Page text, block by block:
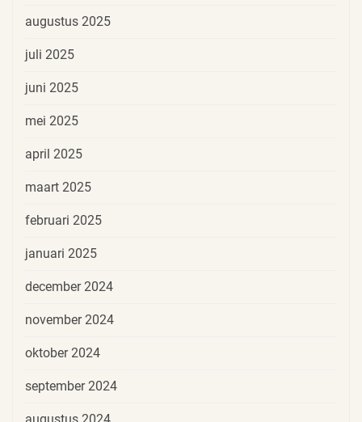
augustus 2025
juli 2025
juni 2025
mei 2025
april 2025
maart 2025
februari 2025
januari 2025
december 2024
november 2024
oktober 2024
september 2024
augustus 2024